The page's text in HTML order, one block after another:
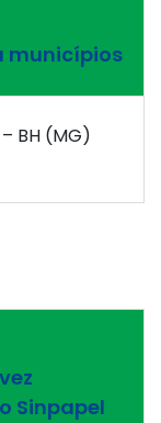
municípios
BH (MG)
Sinpapel